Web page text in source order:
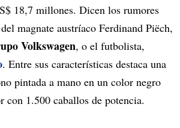
18,7 millones. Dicen los rumores
magnate austríaco Ferdinand Piëch,
Volkswagen, o el futbolista,
. Entre sus características destaca una
pintada a mano en un color negro
1.500 caballos de potencia.